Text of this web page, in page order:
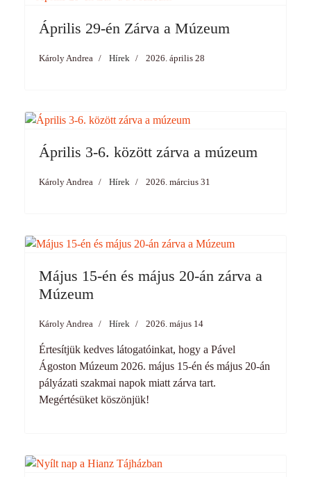
Április 29-én Zárva a Múzeum
Károly Andrea Hírek 2026. április 28
Április 3-6. között zárva a múzeum
Károly Andrea Hírek 2026. március 31
Május 15-én és május 20-án zárva a
Múzeum
Károly Andrea Hírek 2026. május 14
Értesítjük kedves látogatóinkat, hogy a Pável
Ágoston Múzeum 2026. május 15-én és május 20-án
pályázati szakmai napok miatt zárva tart.
Megértésüket köszönjük!